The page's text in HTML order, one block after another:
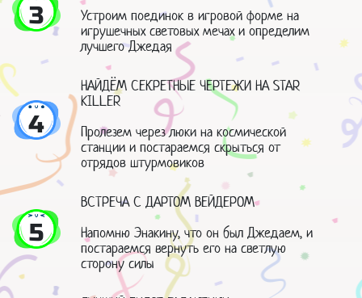
3
Устроим поединок в игровой форме на
игрушечных световых мечах и определим
лучшего Джедая
4
НАЙДЁМ СЕКРЕТНЫЕ ЧЕРТЕЖИ НА STAR
KILLER
Пролезем через люки на космической
станции и постараемся скрыться от
отрядов штурмовиков
5
ВСТРЕЧА С ДАРТОМ ВЕЙДЕРОМ
Напомню Энакину, что он был Джедаем, и
постараемся вернуть его на светлую
сторону силы